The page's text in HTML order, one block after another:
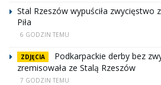
Stal Rzeszów wypuściła zwycięstwo
Piła
6 GODZIN TEMU
ZDJĘCIA
Podkarpackie derby bez
zremisowała ze Stalą Rzeszów
7 GODZIN TEMU